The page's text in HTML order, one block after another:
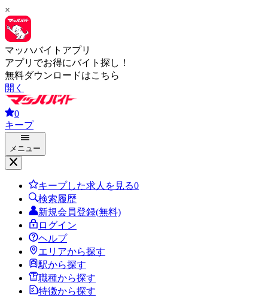
×
マッハバイトアプリ
アプリでお得にバイト探し！
無料ダウンロードはこちら
開く
0
キープ
メニュー
キープした求人を見る0
検索履歴
新規会員登録(無料)
ログイン
ヘルプ
エリアから探す
駅から探す
職種から探す
特徴から探す